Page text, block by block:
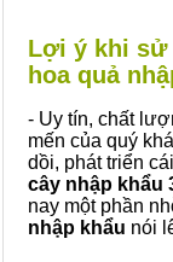
Lợi ý khi sử
hoa quả
- Uy tín, chất
mến của quý
dồi, phát triển
cây nhập khẩu
nay một phần
nhập khẩu nói